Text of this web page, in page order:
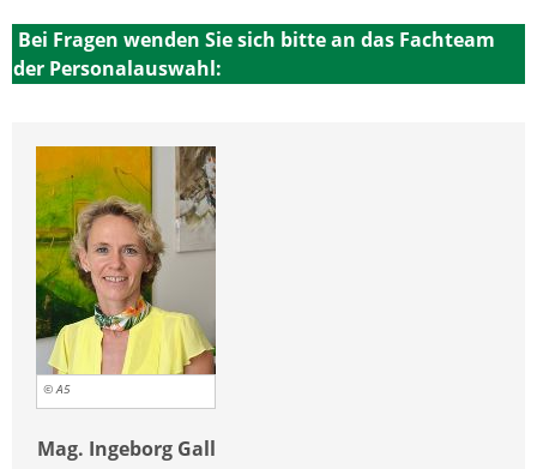
Bei Fragen wenden Sie sich bitte an das Fachteam
der Personalauswahl:
© A5
Mag. Ingeborg Gall